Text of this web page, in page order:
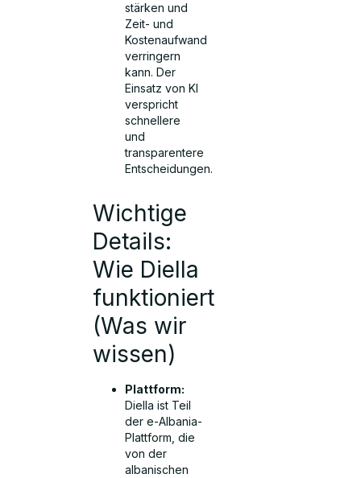
stärken und
Zeit- und
Kostenaufwand
verringern
kann. Der
Einsatz von KI
verspricht
schnellere
und
transparentere
Entscheidungen.
Wichtige
Details:
Wie Diella
funktioniert
(Was wir
wissen)
Plattform:
Diella ist Teil
der e-Albania-
Plattform, die
von der
albanischen